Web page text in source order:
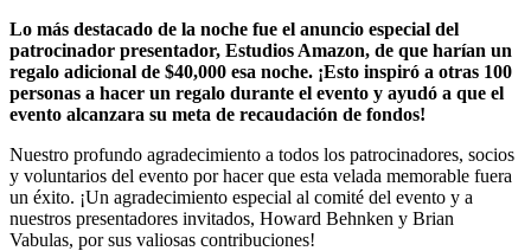
Lo más destacado de la noche fue el anuncio especial del
patrocinador presentador, Estudios Amazon, de que harían un
regalo adicional de $40,000 esa noche. ¡Esto inspiró a otras 100
personas a hacer un regalo durante el evento y ayudó a que el
evento alcanzara su meta de recaudación de fondos!
Nuestro profundo agradecimiento a todos los patrocinadores, socios
y voluntarios del evento por hacer que esta velada memorable fuera
un éxito. ¡Un agradecimiento especial al comité del evento y a
nuestros presentadores invitados, Howard Behnken y Brian
Vabulas, por sus valiosas contribuciones!